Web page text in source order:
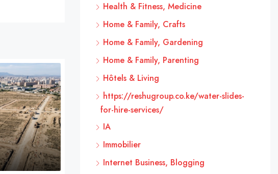
Health & Fitness, Medicine
Home & Family, Crafts
Home & Family, Gardening
Home & Family, Parenting
Hôtels & Living
https://reshugroup.co.ke/water-slides-
for-hire-services/
IA
Immobilier
Internet Business, Blogging